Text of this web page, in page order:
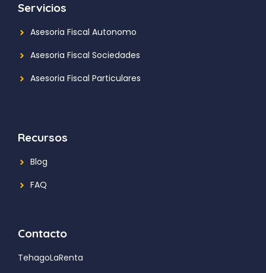
Servicios
Asesoria Fiscal Autonomo
Asesoria Fiscal Sociedades
Asesoria Fiscal Particulares
Recursos
Blog
FAQ
Contacto
TehagoLaRenta